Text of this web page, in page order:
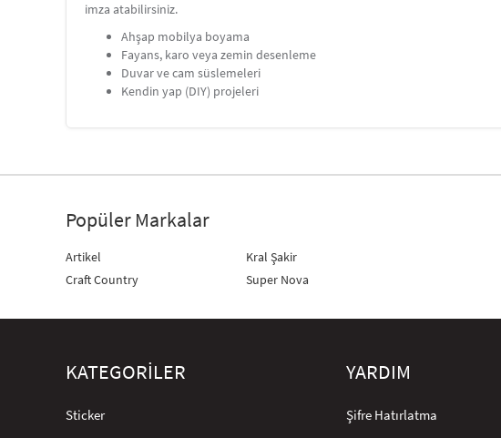
imza atabilirsiniz.
Ahşap mobilya boyama
Fayans, karo veya zemin desenleme
Duvar ve cam süslemeleri
Kendin yap (DIY) projeleri
Popüler Markalar
Artikel
Craft Country
Kral Şakir
Super Nova
KATEGORİLER
Sticker
YARDIM
Şifre Hatırlatma